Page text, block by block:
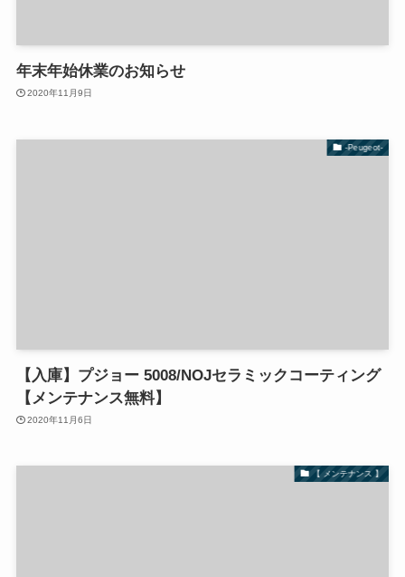
年末年始休業のお知らせ
2020年11月9日
-Peugeot-
【入庫】プジョー 5008/NOJセラミックコーティング
【メンテナンス無料】
2020年11月6日
【 メンテナンス 】